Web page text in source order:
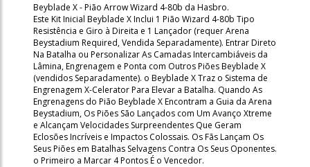
Beyblade X - Pião Arrow Wizard 4-80b da Hasbro.
Este Kit Inicial Beyblade X Inclui 1 Pião Wizard 4-80b Tipo
Resistência e Giro à Direita e 1 Lançador (requer Arena
Beystadium Required, Vendida Separadamente). Entrar Direto
Na Batalha ou Personalizar As Camadas Intercambiáveis da
Lâmina, Engrenagem e Ponta com Outros Piões Beyblade X
(vendidos Separadamente). o Beyblade X Traz o Sistema de
Engrenagem X-Celerator Para Elevar a Batalha. Quando As
Engrenagens do Pião Beyblade X Encontram a Guia da Arena
Beystadium, Os Piões São Lançados com Um Avanço Xtreme
e Alcançam Velocidades Surpreendentes Que Geram
Eclosões Incríveis e Impactos Colossais. Os Fãs Lançam Os
Seus Piões em Batalhas Selvagens Contra Os Seus Oponentes.
o Primeiro a Marcar 4 Pontos É o Vencedor.